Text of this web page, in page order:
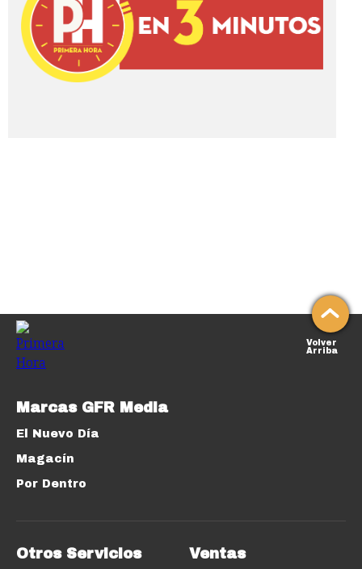
Volver
Arriba
Marcas GFR Media
El Nuevo Día
Magacín
Por Dentro
Otros Servicios Ventas